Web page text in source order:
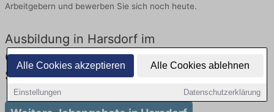
Alle Cookies akzeptieren Alle Cookies ablehnen
Einstellungen Datenschutzerklärung
Arbeitgebern und bewerben Sie sich noch heute.
Ausbildung in Harsdorf im
Gesundheitswesen: Aktuell gibt es keine
Stellenangebote für Ausbildung in Harsdorf